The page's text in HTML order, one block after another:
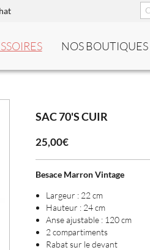
NOS BOUTIQUES
SAC 70'S CUIR
25,00€
Besace Marron Vintage
Largeur : 22 cm
Hauteur : 24 cm
Anse ajustable : 120 cm
2 compartiments
Rabat sur le devant